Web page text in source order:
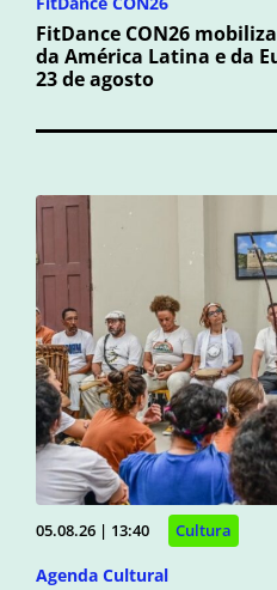
FitDance CON26
da América Latina e da
23 de agosto
05.08.26 | 13:40 Cultura
Agenda Cultural